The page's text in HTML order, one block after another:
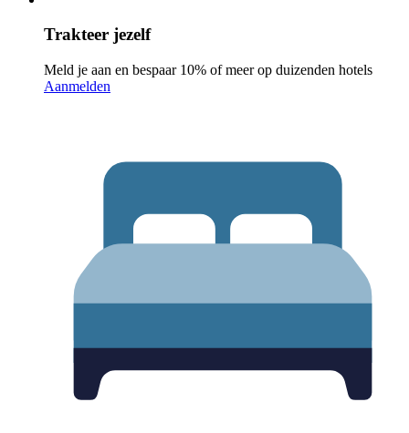
Trakteer jezelf
Meld je aan en bespaar 10% of meer op duizenden hotels
Aanmelden